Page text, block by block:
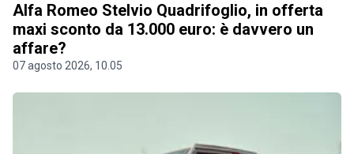
Alfa Romeo Stelvio Quadrifoglio, in offerta
maxi sconto da 13.000 euro: è davvero un
affare?
07 agosto 2026, 10.05